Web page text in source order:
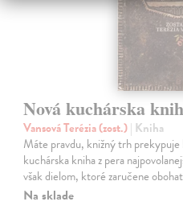
Nová kuchárska
Vansová Terézia (zost.)| Kniha
Máte pravdu, knižný trh
kuchárska kniha z pera
však dielom, ktoré zaručene
Na sklade